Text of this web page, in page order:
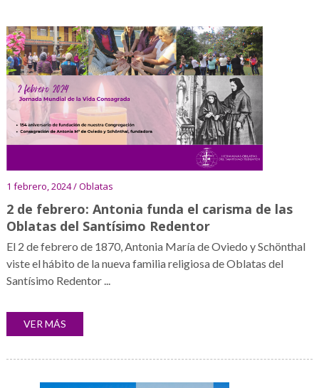
1 febrero, 2024 / Oblatas
2 de febrero: Antonia funda el carisma de las
Oblatas del Santísimo Redentor
El 2 de febrero de 1870, Antonia María de Oviedo y Schönthal
viste el hábito de la nueva familia religiosa de Oblatas del
Santísimo Redentor ...
VER MÁS